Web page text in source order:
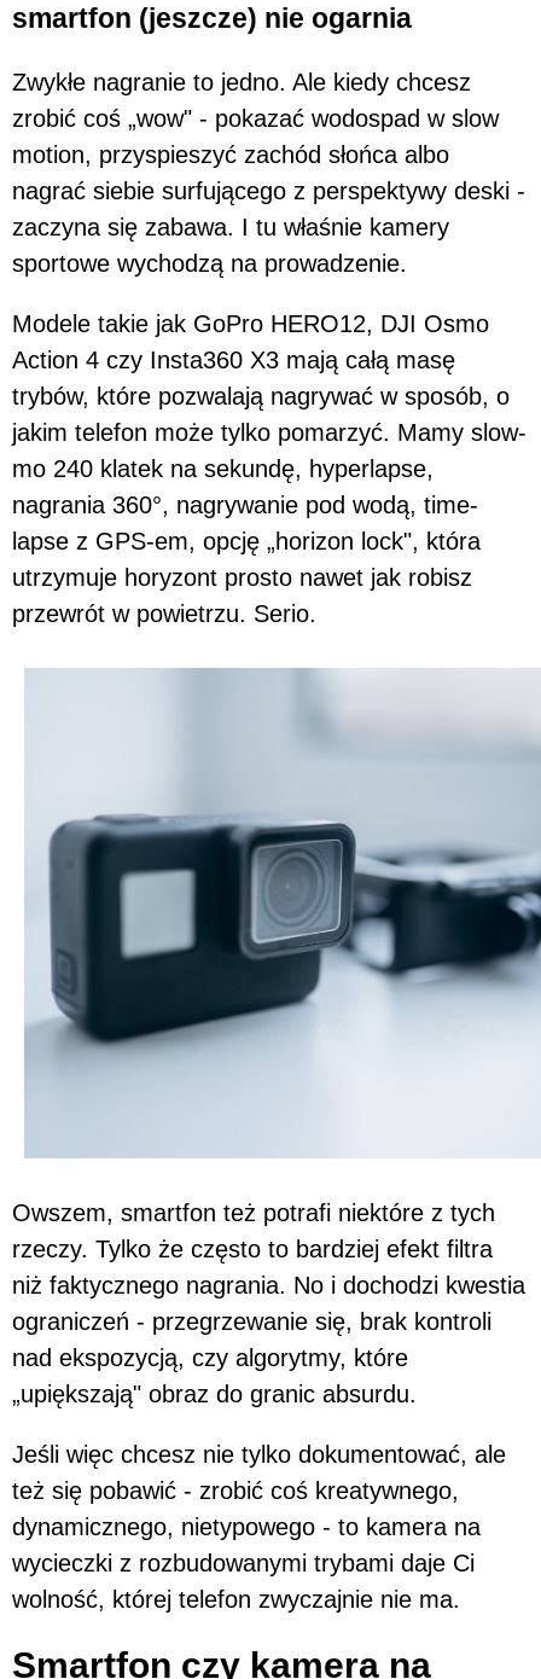
smartfon (jeszcze) nie ogarnia
Zwykłe nagranie to jedno. Ale kiedy chcesz
zrobić coś „wow" - pokazać wodospad w slow
motion, przyspieszyć zachód słońca albo
nagrać siebie surfującego z perspektywy deski -
zaczyna się zabawa. I tu właśnie kamery
sportowe wychodzą na prowadzenie.
Modele takie jak GoPro HERO12, DJI Osmo
Action 4 czy Insta360 X3 mają całą masę
trybów, które pozwalają nagrywać w sposób, o
jakim telefon może tylko pomarzyć. Mamy slow-
mo 240 klatek na sekundę, hyperlapse,
nagrania 360°, nagrywanie pod wodą, time-
lapse z GPS-em, opcję „horizon lock", która
utrzymuje horyzont prosto nawet jak robisz
przewrót w powietrzu. Serio.
Owszem, smartfon też potrafi niektóre z tych
rzeczy. Tylko że często to bardziej efekt filtra
niż faktycznego nagrania. No i dochodzi kwestia
ograniczeń - przegrzewanie się, brak kontroli
nad ekspozycją, czy algorytmy, które
„upiększają" obraz do granic absurdu.
Jeśli więc chcesz nie tylko dokumentować, ale
też się pobawić - zrobić coś kreatywnego,
dynamicznego, nietypowego - to kamera na
wycieczki z rozbudowanymi trybami daje Ci
wolność, której telefon zwyczajnie nie ma.
Smartfon czy kamera na